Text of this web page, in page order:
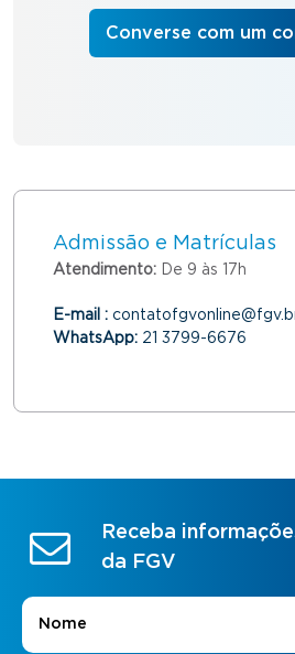
Converse com um
Admissão e Matrículas
Atendimento: De 9 às 17h
E-mail :
WhatsApp: 21 3799-6676
Receba
da FGV
Nome